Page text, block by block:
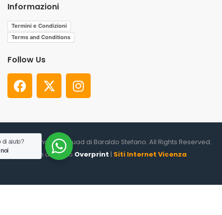
Informazioni
Termini e Condizioni
Terms and Conditions
Follow Us
© 2026. Shooter Squad di Baraldo Stefano. All Rights Reserved.
un altro sito Overprint | Siti Internet Vicenza
di aiuto?